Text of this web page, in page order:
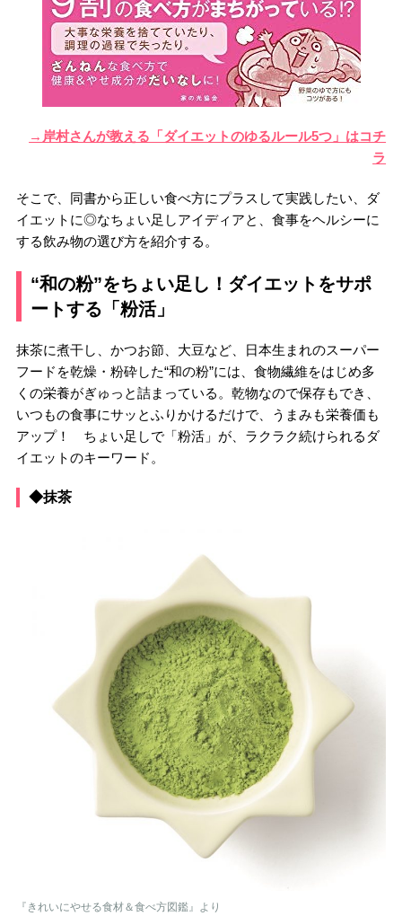
→岸村さんが教える「ダイエットのゆるルール5つ」はコチ
ラ
そこで、同書から正しい食べ方にプラスして実践したい、ダ
イエットに◎なちょい足しアイディアと、食事をヘルシーに
する飲み物の選び方を紹介する。
“和の粉”をちょい足し！ダイエットをサポ
ートする「粉活」
抹茶に煮干し、かつお節、大豆など、日本生まれのスーパー
フードを乾燥・粉砕した“和の粉”には、食物繊維をはじめ多
くの栄養がぎゅっと詰まっている。乾物なので保存もでき、
いつもの食事にサッとふりかけるだけで、うまみも栄養価も
アップ！ ちょい足しで「粉活」が、ラクラク続けられるダ
イエットのキーワード。
◆抹茶
『きれいにやせる食材＆食べ方図鑑』より